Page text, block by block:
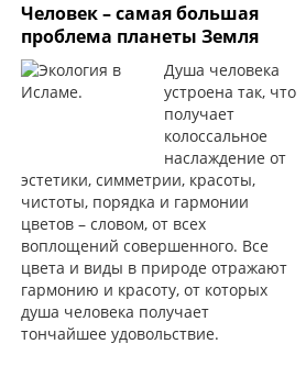
Человек – самая большая
проблема планеты Земля
Душа человека
устроена так, что
получает
колоссальное
наслаждение от
эстетики, симметрии, красоты,
чистоты, порядка и гармонии
цветов – словом, от всех
воплощений совершенного. Все
цвета и виды в природе отражают
гармонию и красоту, от которых
душа человека получает
тончайшее удовольствие.